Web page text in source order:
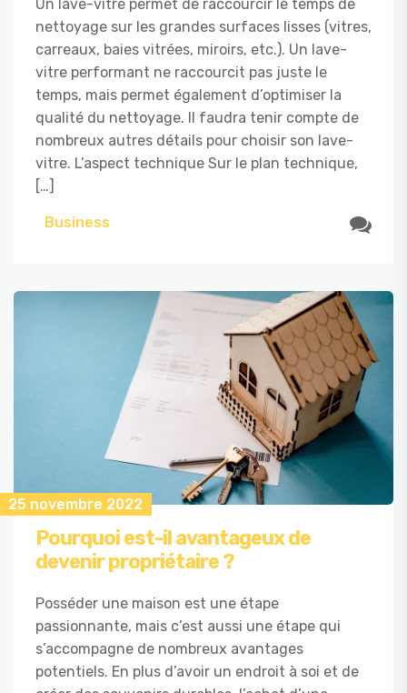
Un lave-vitre permet de raccourcir le temps de
nettoyage sur les grandes surfaces lisses (vitres,
carreaux, baies vitrées, miroirs, etc.). Un lave-
vitre performant ne raccourcit pas juste le
temps, mais permet également d’optimiser la
qualité du nettoyage. Il faudra tenir compte de
nombreux autres détails pour choisir son lave-
vitre. L’aspect technique Sur le plan technique,
[…]
Business
25 novembre 2022
Pourquoi est-il avantageux de
devenir propriétaire ?
Posséder une maison est une étape
passionnante, mais c’est aussi une étape qui
s’accompagne de nombreux avantages
potentiels. En plus d’avoir un endroit à soi et de